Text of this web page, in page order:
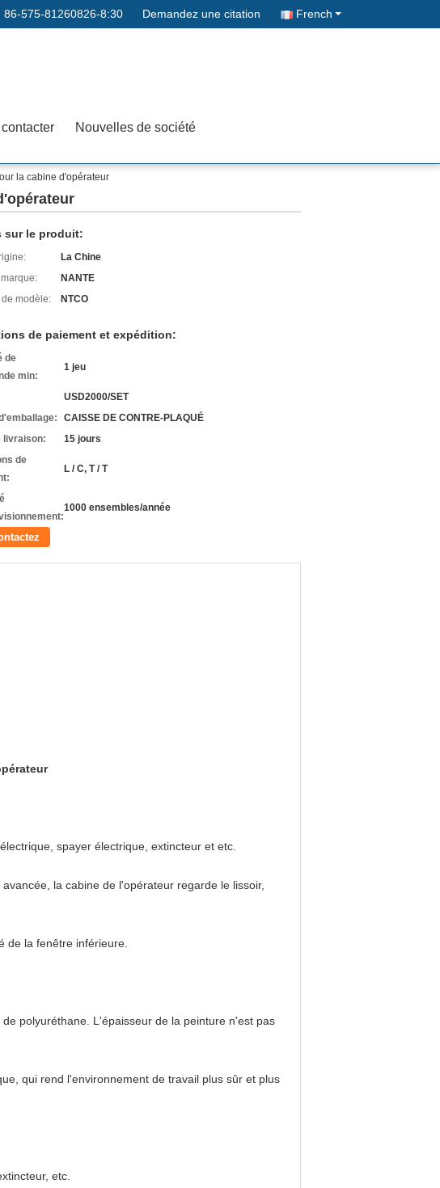
86-575-81260826-8:30 Demandez une citation French
Nouvelles de société
la cabine d'opérateur
sur le produit:
La Chine
NANTE
de modèle:
NTCO
de paiement et expédition:
de
min:
1 jeu
USD2000/SET
CAISSE DE CONTRE-PLAQUÉ
livraison:
15 jours
de
L / C, T / T
1000 ensembles/année
spayer électrique, extincteur et etc.
la cabine de l'opérateur regarde le lissoir,
de la fenêtre inférieure.
polyuréthane. L'épaisseur de la peinture n'est pas
qui rend l'environnement de travail plus sûr et plus
etc.